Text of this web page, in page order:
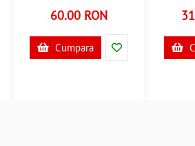
60.00 RON
Cumpara